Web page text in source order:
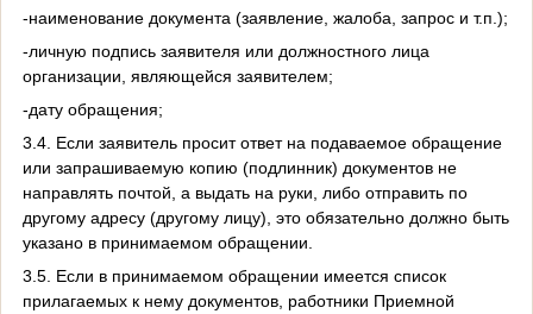
-наименование документа (заявление, жалоба, запрос и т.п.);
-личную подпись заявителя или должностного лица
организации, являющейся заявителем;
-дату обращения;
3.4. Если заявитель просит ответ на подаваемое обращение
или запрашиваемую копию (подлинник) документов не
направлять почтой, а выдать на руки, либо отправить по
другому адресу (другому лицу), это обязательно должно быть
указано в принимаемом обращении.
3.5. Если в принимаемом обращении имеется список
прилагаемых к нему документов, работники Приемной